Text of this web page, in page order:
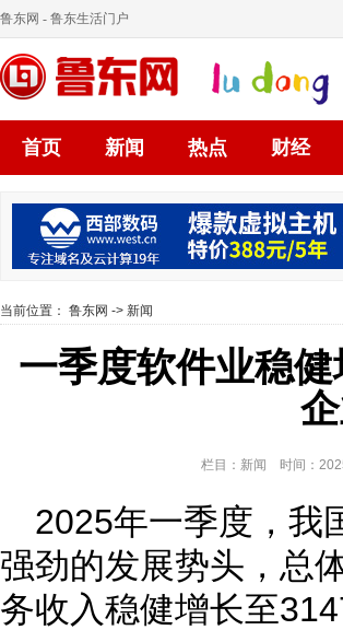
鲁东网 - 鲁东生活门户
首页 新闻 热点 财经
当前位置： 鲁东网 -> 新闻
一季度软件业稳
栏目：新闻 时间：
2025年一季度，我
强劲的发展势头，总
务收入稳健增长至